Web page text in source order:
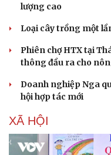
lượng cao
Loại cây trồng một
Phiên chợ HTX tại
thông đầu ra cho
Doanh nghiệp Nga
hội hợp tác mới
XÃ HỘI